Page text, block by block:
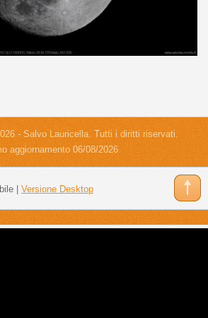
- Salvo Lauricella. Tutti i diritti riservati.
aggiornamento 06/08/2026
| Versione Desktop